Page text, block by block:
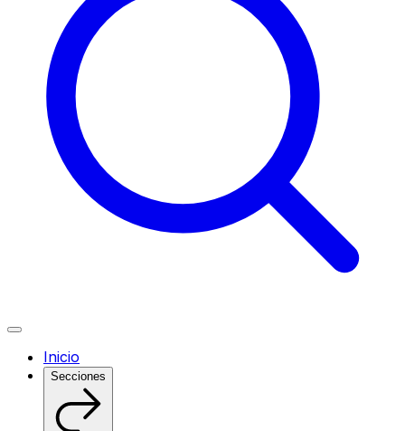
Inicio
Secciones